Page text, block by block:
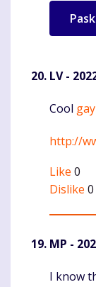
LV-
Cool
http://
Like 0
Dislike 0
MP -
I know